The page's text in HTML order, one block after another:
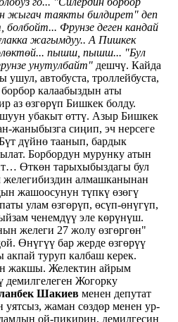
жыгач таякты билдирет" деп
Фрунзе деген кандай
жагымдуу.. А Пишкек
пышш, пышш... "Бул
унутулбайт" дешчү. Кайда
ушул, автобуста, троллейбуста,
калаабыздын аты
аз өзгөрүп Бишкек болду.
убакыт өттү. Азыр Бишкек
жаныбызга сиңип, эч нерсеге
дүйнө таанып, бардык
Борбордун мурунку атын
Өткөн тарыхыбыздагы бул
алмашканынан
жашоосунун түпкү өзөгү
улам өзгөрүп, өсүп-өнүгүп,
ченемдүү эле көрүнүш.
желеги 27 жолу өзгөргөн"
Өнүгүү бар жерде өзгөрүү
туруп калбаш керек.
жакшы. Желектин айрым
демилгелеген Жогорку
Шакиев менен депутат
уятсыз, жаман сөздөр менен ур-
ой-пикирин, демилгесин